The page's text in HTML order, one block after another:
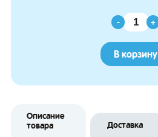
- +
В корзину
Описание
товара
Доставка